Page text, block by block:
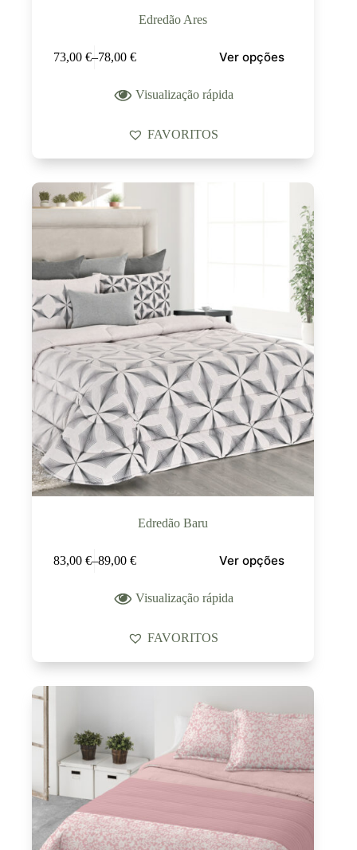
Edredão Ares
73,00 €–78,00 € Ver opções
Visualização rápida
FAVORITOS
Edredão Baru
83,00 €–89,00 € Ver opções
Visualização rápida
FAVORITOS